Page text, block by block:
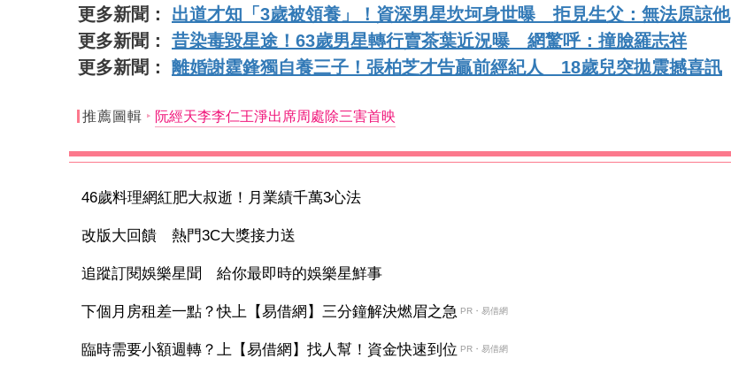
更多新聞： 出道才知「3歲被領養」！資深男星坎坷身世曝 拒見生父：無法原諒他
更多新聞： 昔染毒毀星途！63歲男星轉行賣茶葉近況曝 網驚呼：撞臉羅志祥
更多新聞： 離婚謝霆鋒獨自養三子！張柏芝才告贏前經紀人 18歲兒突拋震撼喜訊
推薦圖輯 阮經天李李仁王淨出席周處除三害首映
46歲料理網紅肥大叔逝！月業績千萬3心法
改版大回饋 熱門3C大獎接力送
追蹤訂閱娛樂星聞 給你最即時的娛樂星鮮事
下個月房租差一點？快上【易借網】三分鐘解決燃眉之急 PR・易借網
臨時需要小額週轉？上【易借網】找人幫！資金快速到位 PR・易借網